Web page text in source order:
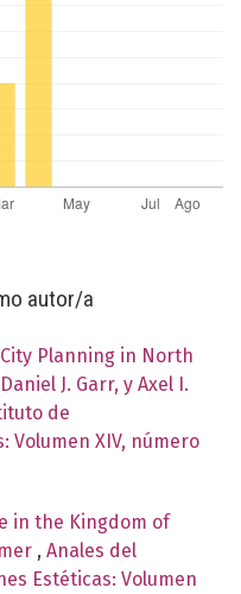
autor/a
Planning in North
J. Garr, y Axel I.
de
Volumen XIV, número
in the Kingdom of
, Anales del
Estéticas: Volumen